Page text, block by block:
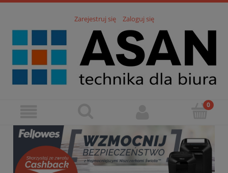
Zarejestruj się Zaloguj się